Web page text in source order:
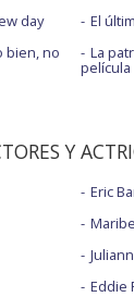
day
bien, no
El
La
película
Y
Eric
Eddie